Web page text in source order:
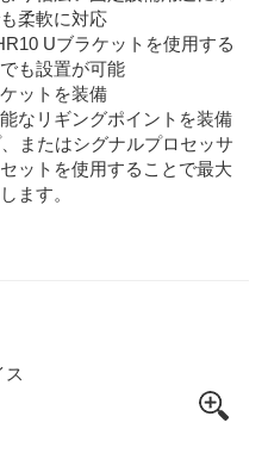
柔軟に対応
Uブラケットを使用する
も設置が可能
ットを装備
なリギングポイントを装備
またはシグナルプロセッサ
ットを使用することで最大
ます。
ス